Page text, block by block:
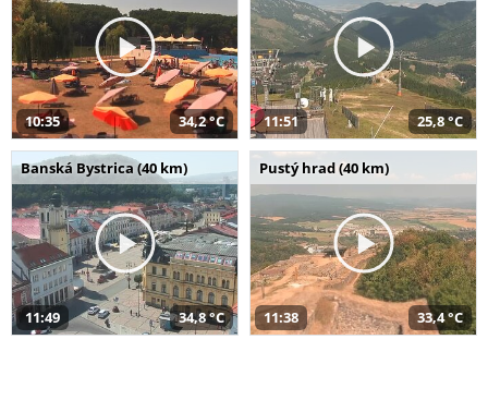
10:35 34,2 °C 11:51 25,8 °C
Banská Bystrica (40 km)
11:49 34,8 °C
Pustý hrad (40 km)
11:38 33,4 °C